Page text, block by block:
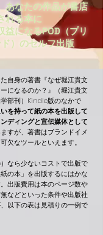
あなたの作品が書店
れる本に
益になるPOD（プリ
）のセルフ出版
自身の著書『なぜ堀江貴文
になるのか？』（堀江貴文
部刊）Kindle版のなかで
を持って紙の本を出版して
ディングと宣伝媒体として
すが、著書はブランドイメ
欠なツールといえます。
なら少ないコストで出版で
の本」を出版するにはかな
出版費用は本のページ数や
などといった条件や出版社
以下の表は見積りの一例で